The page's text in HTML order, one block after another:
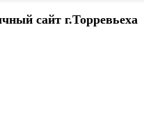
сайт г.Торревьеха